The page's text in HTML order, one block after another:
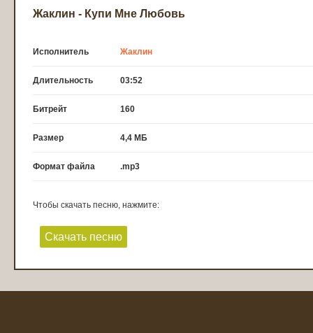
Жаклин - Купи Мне Любовь
Исполнитель Жаклин
Длительность 03:52
Битрейт 160
Размер 4,4 МБ
Формат файла .mp3
Чтобы скачать песню, нажмите:
Скачать песню